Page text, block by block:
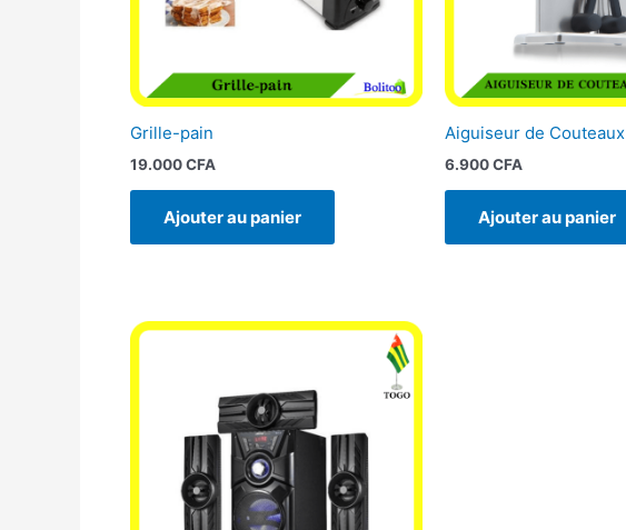
Grille-pain
19.000CFA
Ajouter au panier
Aiguiseur de Couteaux
6.900CFA
Ajouter au panier